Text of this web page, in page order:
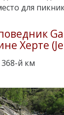
для
Херте
й км